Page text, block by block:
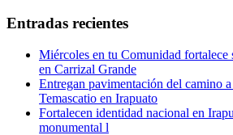
Entradas recientes
Miércoles en tu Comunidad fortalece
en Carrizal Grande
Entregan pavimentación del camino
Temascatio en Irapuato
Fortalecen identidad nacional en
monumental l